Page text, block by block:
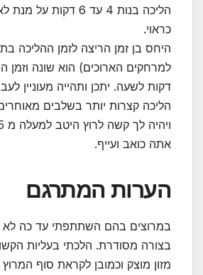
הליכה בנות 4 עד 6 דקות
כראוי.
היחס בן זמן הריצה לזמן ההליכה
דקות לשעה. יתכן ותהייה מעוניין
הליכה קצרות יותר בשלבים
אתה כואב ועייף.
הערות המתרגם
במרוצים בהם השתתפתי עד כה לא
בצורה מסודרת. הלכתי בעליות
מזון מוצק וכמובן לקראת סוף המרוץ